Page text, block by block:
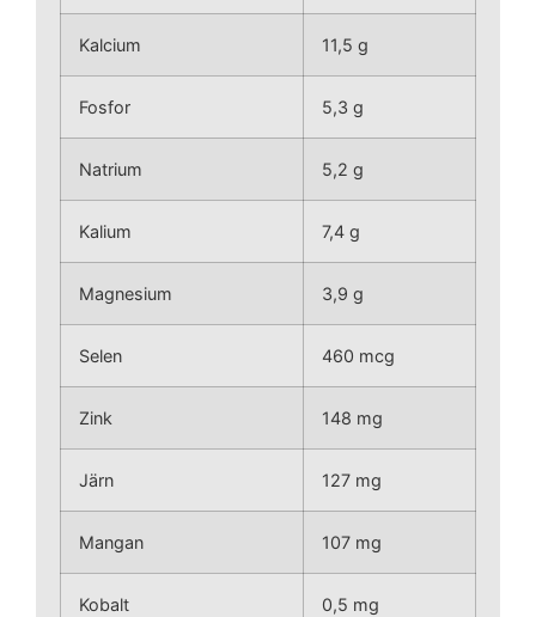
Kalcium 11,5 g
Fosfor 5,3 g
Natrium 5,2 g
Kalium 7,4 g
Magnesium 3,9 g
Selen 460 mcg
Zink 148 mg
Järn 127 mg
Mangan 107 mg
Kobalt 0,5 mg